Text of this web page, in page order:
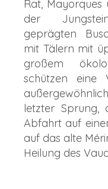
Rat, Mayorques
der
geprägten
mit Tälern mit
großem
schützen eine
letzter Sprung,
Abfahrt auf
auf das alte
Heilung des